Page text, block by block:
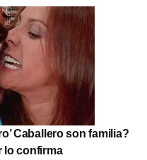
Caballero son familia?
lo confirma